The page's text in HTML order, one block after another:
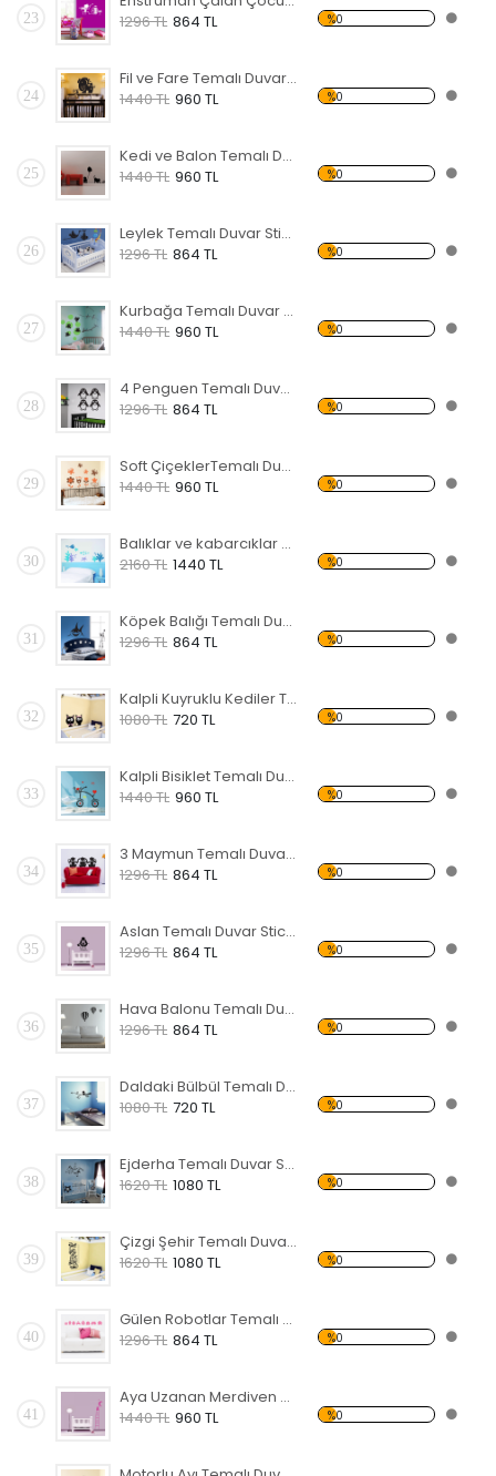
23
1296 TL 864 TL %0
24
Fil ve Fare Temalı Duvar Sticker
1440 TL 960 TL %0
25
Kedi ve Balon Temalı Duvar Sticker
1440 TL 960 TL %0
26
Leylek Temalı Duvar Sticker
1296 TL 864 TL %0
27
Kurbağa Temalı Duvar Sticker
1440 TL 960 TL %0
28
4 Penguen Temalı Duvar Sticker
1296 TL 864 TL %0
29
Soft ÇiçeklerTemalı Duvar Sticker
1440 TL 960 TL %0
30
Balıklar ve kabarcıklar Temalı Duvar Sticker
2160 TL 1440 TL %0
31
Köpek Balığı Temalı Duvar Sticker
1296 TL 864 TL %0
32
Kalpli Kuyruklu Kediler Temalı Duvar Sticker
1080 TL 720 TL %0
33
Kalpli Bisiklet Temalı Duvar Sticker
1440 TL 960 TL %0
34
3 Maymun Temalı Duvar Sticker
1296 TL 864 TL %0
35
Aslan Temalı Duvar Sticker
1296 TL 864 TL %0
36
Hava Balonu Temalı Duvar Sticker
1296 TL 864 TL %0
37
Daldaki Bülbül Temalı Duvar Sticker
1080 TL 720 TL %0
38
Ejderha Temalı Duvar Sticker
1620 TL 1080 TL %0
39
Çizgi Şehir Temalı Duvar Sticker
1620 TL 1080 TL %0
40
Gülen Robotlar Temalı Duvar Sticker
1296 TL 864 TL %0
41
Aya Uzanan Merdiven Temalı Duvar Sticker
1440 TL 960 TL %0